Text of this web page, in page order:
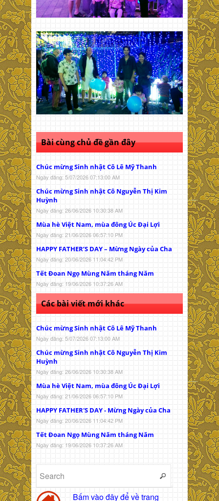
Bài cùng chủ đề gần đây
Chúc mừng Sinh nhật Cô Lê Mỹ Thanh
Ngày đăng: 5/07/2026 07:13:00 AM
Chúc mừng Sinh nhật Cô Nguyễn Thị Kim
Huỳnh
Ngày đăng: 26/06/2026 10:30:38 AM
Mùa hè Việt Nam, mùa đông Úc Đại Lợi
Ngày đăng: 21/06/2026 06:57:10 PM
HAPPY FATHER’S DAY – Mừng Ngày của Cha
Ngày đăng: 20/06/2026 11:04:42 PM
Tết Đoan Ngọ Mùng Năm tháng Năm
Ngày đăng: 19/06/2026 10:37:26 AM
Các bài viết mới khác
Chúc mừng Sinh nhật Cô Lê Mỹ Thanh
Ngày đăng: 5/07/2026 07:13:00 AM
Chúc mừng Sinh nhật Cô Nguyễn Thị Kim
Huỳnh
Ngày đăng: 26/06/2026 10:30:38 AM
Mùa hè Việt Nam, mùa đông Úc Đại Lợi
Ngày đăng: 21/06/2026 06:57:10 PM
HAPPY FATHER'S DAY - Mừng Ngày của Cha
Ngày đăng: 20/06/2026 11:04:42 PM
Tết Đoan Ngọ Mùng Năm tháng Năm
Ngày đăng: 19/06/2026 10:37:26 AM
Bấm vào đây để về trang